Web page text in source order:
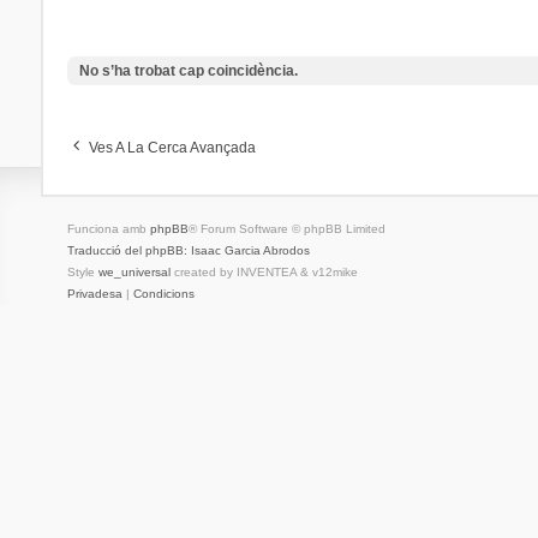
No s’ha trobat cap coincidència.
Ves A La Cerca Avançada
Funciona amb phpBB® Forum Software © phpBB Limited
Traducció del phpBB: Isaac Garcia Abrodos
Style we_universalcreated by INVENTEA & v12mike
Privadesa | Condicions